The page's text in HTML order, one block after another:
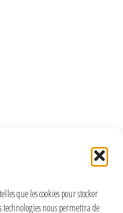
que les cookies pour stocker
nous permettra de